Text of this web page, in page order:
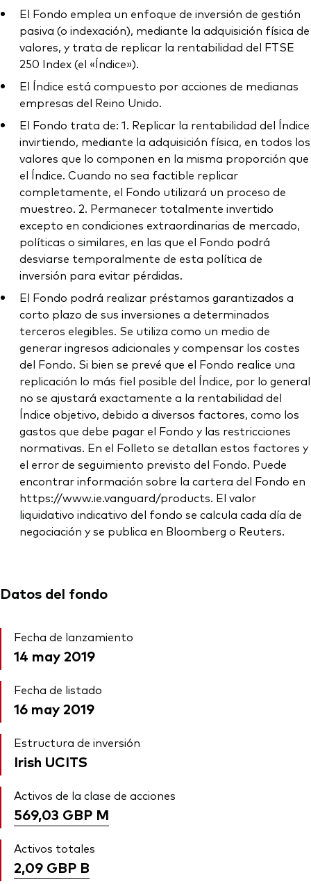
El Fondo emplea un enfoque de inversión de gestión
pasiva (o indexación), mediante la adquisición física de
valores, y trata de replicar la rentabilidad del FTSE
250 Index (el «Índice»).
El Índice está compuesto por acciones de medianas
empresas del Reino Unido.
El Fondo trata de: 1. Replicar la rentabilidad del Índice
invirtiendo, mediante la adquisición física, en todos los
valores que lo componen en la misma proporción que
el Índice. Cuando no sea factible replicar
completamente, el Fondo utilizará un proceso de
muestreo. 2. Permanecer totalmente invertido
excepto en condiciones extraordinarias de mercado,
políticas o similares, en las que el Fondo podrá
desviarse temporalmente de esta política de
inversión para evitar pérdidas.
El Fondo podrá realizar préstamos garantizados a
corto plazo de sus inversiones a determinados
terceros elegibles. Se utiliza como un medio de
generar ingresos adicionales y compensar los costes
del Fondo. Si bien se prevé que el Fondo realice una
replicación lo más fiel posible del Índice, por lo general
no se ajustará exactamente a la rentabilidad del
Índice objetivo, debido a diversos factores, como los
gastos que debe pagar el Fondo y las restricciones
normativas. En el Folleto se detallan estos factores y
el error de seguimiento previsto del Fondo. Puede
encontrar información sobre la cartera del Fondo en
https://www.ie.vanguard/products. El valor
liquidativo indicativo del fondo se calcula cada día de
negociación y se publica en Bloomberg o Reuters.
Datos del fondo
Fecha de lanzamiento
14 may 2019
Fecha de listado
16 may 2019
Estructura de inversión
Irish UCITS
Activos de la clase de acciones
569,03 GBP M
Activos totales
2,09 GBP B